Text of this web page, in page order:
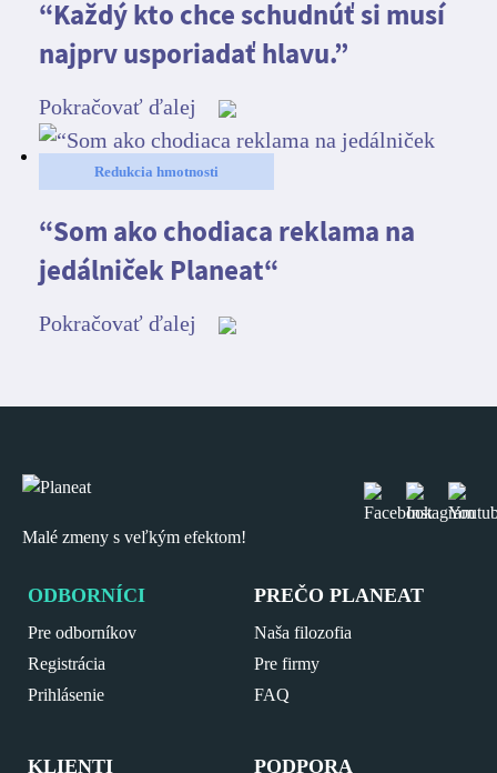
“Každý kto chce schudnúť si musí
najprv usporiadať hlavu.”
Pokračovať ďalej
Redukcia hmotnosti
“Som ako chodiaca reklama na
jedálniček Planeat“
Pokračovať ďalej
Malé zmeny s veľkým efektom!
ODBORNÍCI
Pre odborníkov
Registrácia
Prihlásenie
PREČO PLANEAT
Naša filozofia
Pre firmy
FAQ
KLIENTI PODPORA